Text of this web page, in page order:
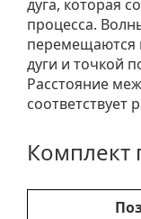
дуга, которая
процесса.
перемещаются
дуги и точкой
Расстояние
соответствует
Комплект